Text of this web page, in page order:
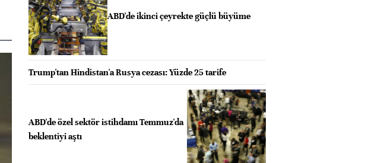
ABD'de ikinci çeyrekte güçlü büyüme
Trump'tan Hindistan'a Rusya cezası: Yüzde 25 tarife
ABD'de özel sektör istihdamı Temmuz'da
beklentiyi aştı